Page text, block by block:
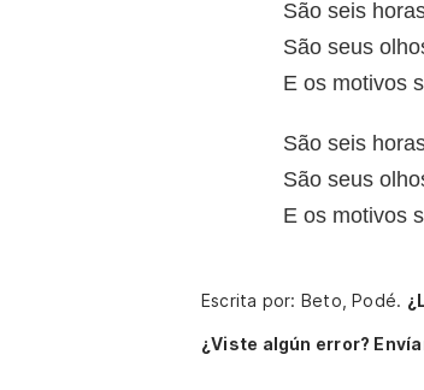
São seis
São seus
E os motivos
São seis
São seus
E os motivos
Escrita por: Beto, Podé.
¿Viste algún error?